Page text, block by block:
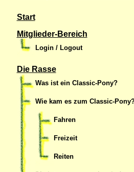
Start
Mitglieder-Bereich
Login / Logout
Die Rasse
Was ist ein Classic-Pony?
Wie kam es zum Classic-
Fahren
Freizeit
Reiten